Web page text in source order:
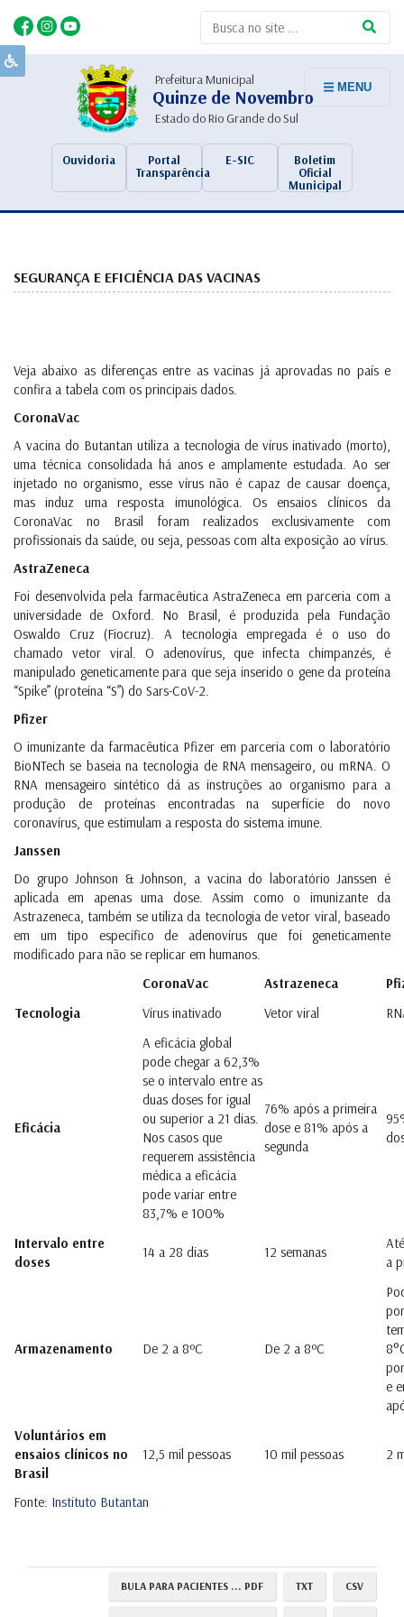
Prefeitura Municipal
Quinze de Novembro
Estado do Rio Grande do Sul
Ouvidoria
Portal
Transparência
E-SIC
Boletim
Oficial
Municipal
MENU
SEGURANÇA E EFICIÊNCIA DAS VACINAS
Veja abaixo as diferenças entre as vacinas já aprovadas no país e
confira a tabela com os principais dados.
CoronaVac
A vacina do Butantan utiliza a tecnologia de vírus inativado (morto),
uma técnica consolidada há anos e amplamente estudada. Ao ser
injetado no organismo, esse vírus não é capaz de causar doença,
mas induz uma resposta imunológica. Os ensaios clínicos da
CoronaVac no Brasil foram realizados exclusivamente com
profissionais da saúde, ou seja, pessoas com alta exposição ao vírus.
AstraZeneca
Foi desenvolvida pela farmacêutica AstraZeneca em parceria com a
universidade de Oxford. No Brasil, é produzida pela Fundação
Oswaldo Cruz (Fiocruz). A tecnologia empregada é o uso do
chamado vetor viral. O adenovírus, que infecta chimpanzés, é
manipulado geneticamente para que seja inserido o gene da proteína
“Spike” (proteína “S”) do Sars-CoV-2.
Pfizer
O imunizante da farmacêutica Pfizer em parceria com o laboratório
BioNTech se baseia na tecnologia de RNA mensageiro, ou mRNA. O
RNA mensageiro sintético dá as instruções ao organismo para a
produção de proteínas encontradas na superfície do novo
coronavírus, que estimulam a resposta do sistema imune.
Janssen
Do grupo Johnson & Johnson, a vacina do laboratório Janssen é
aplicada em apenas uma dose. Assim como o imunizante da
Astrazeneca, também se utiliza da tecnologia de vetor viral, baseado
em um tipo específico de adenovírus que foi geneticamente
modificado para não se replicar em humanos.
CoronaVac
Astrazeneca
Tecnologia
Vírus inativado Vetor viral
Eficácia
A eficácia global
pode chegar a 62,3%
se o intervalo entre as
duas doses for igual
ou superior a 21 dias.
Nos casos que
requerem assistência
médica a eficácia
pode variar entre
83,7% e 100%
76% após a primeira
dose e 81% após a
segunda
Intervalo entre
doses
14 a 28 dias 12 semanas
a
Armazenamento De 2 a 8ºC De 2 a 8ºC
e
Voluntários em
ensaios clínicos no
Brasil
12,5 mil pessoas 10 mil pessoas 2
Fonte: Instituto Butantan
BULA PARA PACIENTES ... PDF TXT CSV